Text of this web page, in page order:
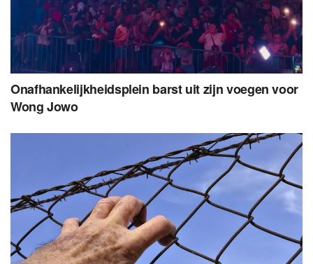
Onafhankelijkheidsplein barst uit zijn voegen voor
Wong Jowo